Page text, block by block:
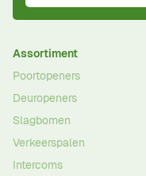
Assortiment
Poortopeners
Deuropeners
Slagbomen
Verkeerspalen
Intercoms